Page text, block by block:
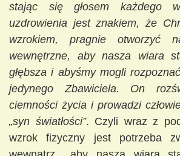
stając się głosem każdego
uzdrowienia jest znakiem, że
wzrokiem, pragnie otworzyć
wewnętrzne, aby nasza wiara
głębsza i abyśmy mogli
jedynego Zbawiciela. On
ciemności życia i prowadzi
„syn światłości”. Czyli wraz z
wzrok fizyczny jest potrzeba